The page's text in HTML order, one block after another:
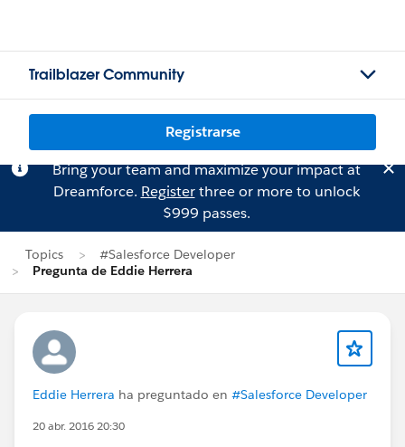
Trailblazer Community
Registrarse
Bring your team and maximize your impact at
Dreamforce. Registerthree or more to unlock
$999 passes.
Topics
#Salesforce Developer
Pregunta de Eddie Herrera
Eddie Herrera ha preguntado en #Salesforce Developer
20 abr. 2016 20:30